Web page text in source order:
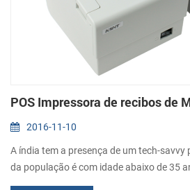
POS Impressora de recibos de
2016-11-10
A índia tem a presença de um tech-savvy
da população é com idade abaixo de 35
anos de idade. Até 2020, a idade média